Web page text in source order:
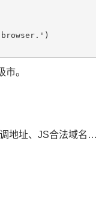
。
地址、JS合法域名…